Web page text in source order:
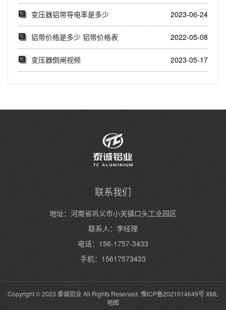
变压器铝带导电率是多少 2023-06-24
铝带价格是多少 铝带价格表 2022-05-08
变压器倒闸视频 2023-05-17
联系我们
地址：河南省巩义市小关镇口头工业园区
联系人：李经理
电话：156-1757-3433
手机：15617573433
Copyright © 2023 泰诚铝业 All Rights Reserved. 豫ICP备2021014649号 XML
地图